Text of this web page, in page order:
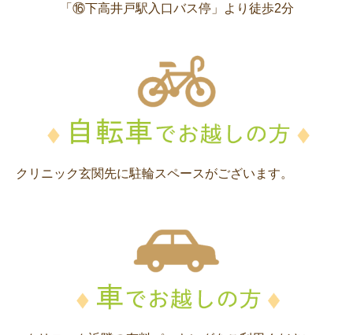
「⑯下高井戸駅入口バス停」より徒歩2分
クリニック玄関先に駐輪スペースがございます。